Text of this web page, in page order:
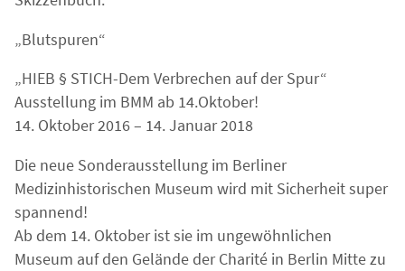
„Blutspuren“
„HIEB § STICH-Dem Verbrechen auf der Spur“
Ausstellung im BMM ab 14.Oktober!
14. Oktober 2016 – 14. Januar 2018
Die neue Sonderausstellung im Berliner
Medizinhistorischen Museum wird mit Sicherheit super
spannend!
Ab dem 14. Oktober ist sie im ungewöhnlichen
Museum auf den Gelände der Charité in Berlin Mitte zu